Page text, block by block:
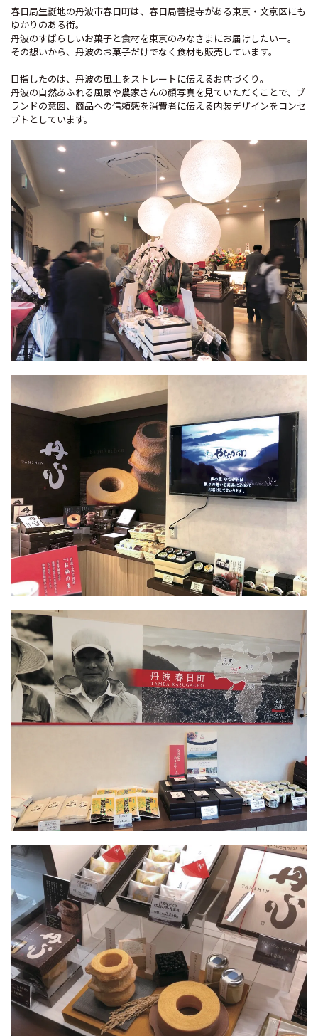
春日局生誕地の丹波市春日町は、春日局菩提寺がある東京・文京区にも
ゆかりのある街。
丹波のすばらしいお菓子と食材を東京のみなさまにお届けしたいー。
その想いから、丹波のお菓子だけでなく食材も販売しています。
目指したのは、丹波の風土をストレートに伝えるお店づくり。
丹波の自然あふれる風景や農家さんの顔写真を見ていただくことで、ブ
ランドの意図、商品への信頼感を消費者に伝える内装デザインをコンセ
プトとしています。